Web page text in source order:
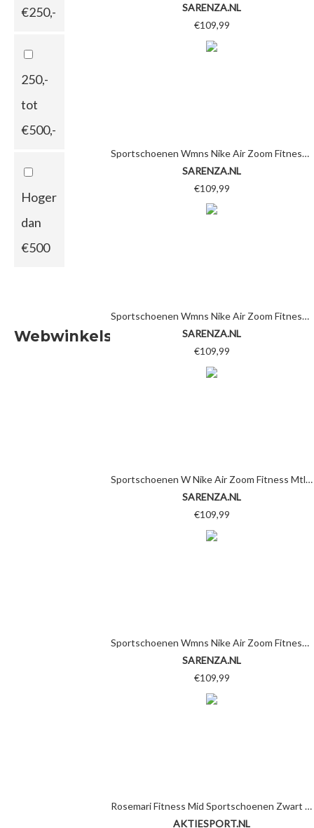
€250,-
250,-
tot
€500,-
Hoger
dan
€500
Webwinkels
SARENZA.NL
€109,99
Sportschoenen Wmns Nike Air Zoom Fitness by Nike
SARENZA.NL
€109,99
Sportschoenen Wmns Nike Air Zoom Fitness by Nike
SARENZA.NL
€109,99
Sportschoenen W Nike Air Zoom Fitness Mtlc by Nike
SARENZA.NL
€109,99
Sportschoenen Wmns Nike Air Zoom Fitness by Nike
SARENZA.NL
€109,99
Rosemari Fitness Mid Sportschoenen Zwart Dames - Black/Grey
AKTIESPORT.NL